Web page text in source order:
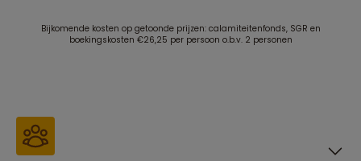
Bijkomende kosten op getoonde prijzen: calamiteitenfonds, SGR en
boekingskosten €26,25 per persoon o.b.v. 2 personen